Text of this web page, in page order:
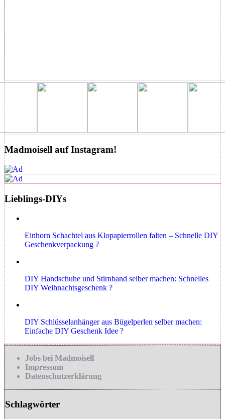
Madmoisell auf Instagram!
Lieblings-DIYs
Einhorn Schachtel aus Klopapierrollen falten – Schnelle DIY
Geschenkverpackung ?
DIY Handschuhe und Stirnband selber machen: Schnelles
DIY Weihnachtsgeschenk ?
DIY Schlüsselanhänger aus Bügelperlen selber machen:
Einfache DIY Geschenk Idee ?
Jobs bei Madmoisell
Impressum
Datenschutzerklärung
Schlagwörter